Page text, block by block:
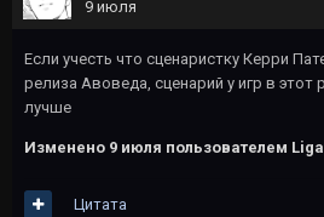
9 июля
Если учесть что сценаристку Керри
релиза Авоведа, сценарий у игр в
лучше
Изменено 9 июля пользователем
Цитата